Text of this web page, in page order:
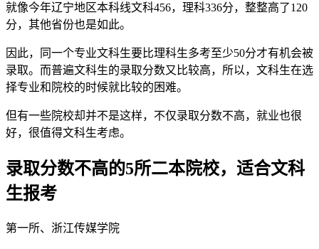
就像今年辽宁地区本科线文科456，理科336分，整整高了120
分，其他省份也是如此。
因此，同一个专业文科生要比理科生多考至少50分才有机会被
录取。而普遍文科生的录取分数又比较高，所以，文科生在选
择专业和院校的时候就比较的困难。
但有一些院校却并不是这样，不仅录取分数不高，就业也很
好，很值得文科生考虑。
录取分数不高的5所二本院校，适合文科
生报考
第一所、浙江传媒学院